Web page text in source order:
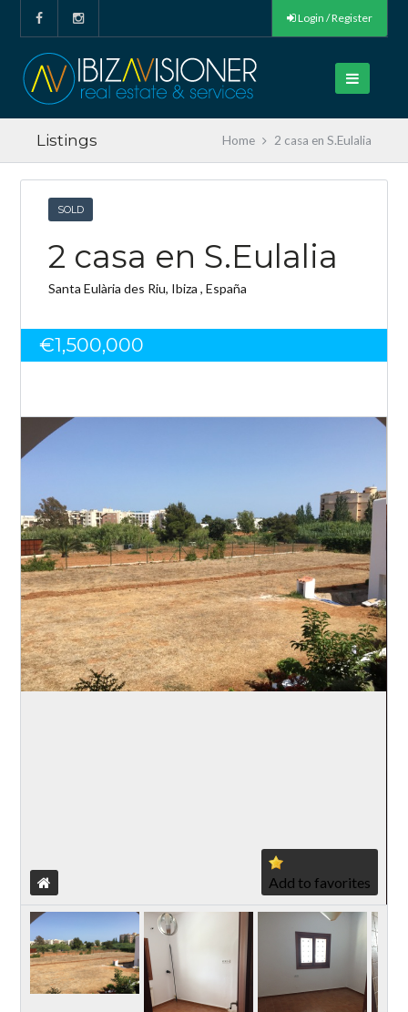
Don't have an account?Create your
account,it takes less than a minute.
Username(demo)
Password(demo)
Login / Register
Listings Home 2 casa en S.Eulalia
SOLD
2 casa en S.Eulalia
Santa Eulària des Riu, Ibiza , España
€1,500,000
Add to favorites